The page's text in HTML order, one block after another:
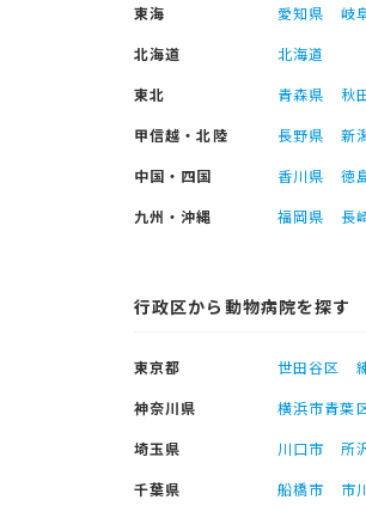
東海
愛知県 岐
北海道
北海道
東北
青森県 秋
甲信越・北陸
長野県 新
中国・四国
香川県 徳
九州・沖縄
福岡県 長
行政区から動物病院を探す
東京都 世田谷区
神奈川県
横浜市青葉
埼玉県
川口市 所
千葉県
船橋市 市